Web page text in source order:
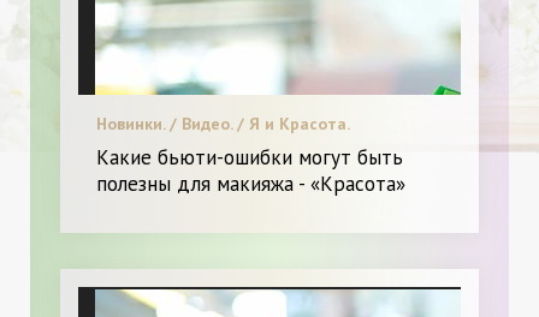
Новинки. / Видео. / Я и Красота.
Какие бьюти-ошибки могут быть
полезны для макияжа - «Красота»